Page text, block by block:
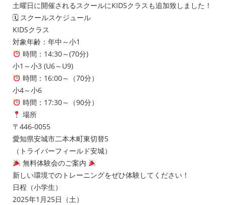
土曜日に開催されるスクールにKIDSクラスも追加致しました！
🗓 スクールスケジュール
KIDSクラス
対象年齢：年中～小1
時間：14:30～(70分)
小1～小3 (U6～U9)
時間：16:00～（70分）
小4～小6
時間：17:30～（90分）
場所
〒446-0055
愛知県安城市二本木町東切替5
（トライバーフィールド安城）
無料体験会のご案内
新しい環境でのトレーニングをぜひ体験してください！
日程（小学生）
2025年1月25日（土）